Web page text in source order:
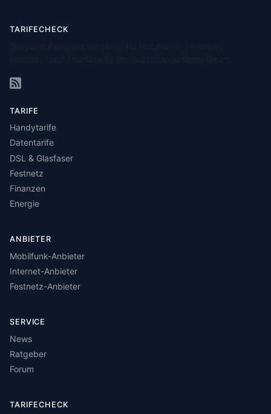
TARIFECHECK
TARIFE
Handytarife
Datentarife
DSL & Glasfaser
Festnetz
Finanzen
Energie
ANBIETER
Mobilfunk-Anbieter
Internet-Anbieter
Festnetz-Anbieter
SERVICE
News
Ratgeber
Forum
TARIFECHECK